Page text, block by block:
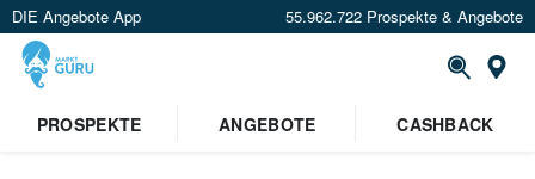
DIE Angebote App 55.962.722 Prospekte & Angebote
PROSPEKTE ANGEBOTE CASHBACK